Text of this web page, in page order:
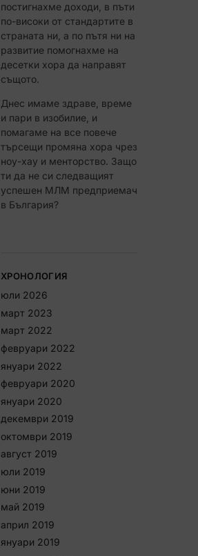
постигнахме доходи, в пъти
по-високи от стандартите в
страната ни, а по пътя ни на
развитие помогнахме на
десетки хора да направят
същото.
Днес имаме здраве, време
и пари в изобилие, и
помагаме на все повече
търсещи промяна хора чрез
ноу-хау и менторство. Защо
ти да не си следващият
успешен МЛМ предприемач
в България?
ХРОНОЛОГИЯ
юли 2026
март 2023
март 2022
февруари 2022
януари 2022
февруари 2020
януари 2020
декември 2019
октомври 2019
август 2019
юли 2019
юни 2019
май 2019
април 2019
януари 2019